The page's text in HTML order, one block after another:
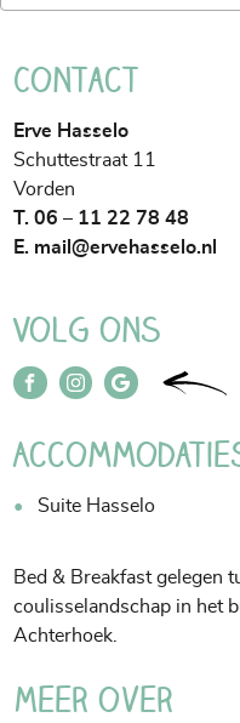
Contact
Erve Hasselo
Schuttestraat 11
Vorden
T. 06 – 11 22 78 48
E. mail@ervehasselo.nl
Volg ons
Suite Hasselo
Bed & Breakfast gelegen
coulisselandschap in het
Achterhoek.
Meer over